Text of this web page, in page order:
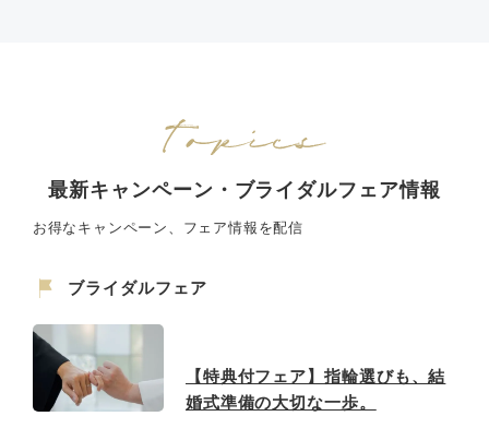
最新キャンペーン・ブライダルフェア情報
お得なキャンペーン、フェア情報を配信
ブライダルフェア
【特典付フェア】指輪選びも、結
婚式準備の大切な一歩。